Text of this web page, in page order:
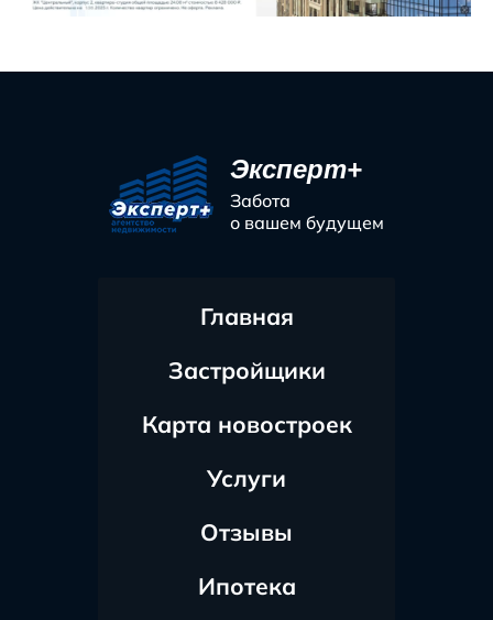
Эксперт+
Забота
о вашем будущем
Главная
Застройщики
Карта новостроек
Услуги
Отзывы
Ипотека